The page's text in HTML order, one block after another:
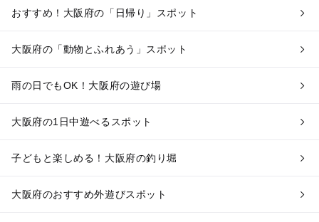
おすすめ！大阪府の「日帰り」スポット
大阪府の「動物とふれあう」スポット
雨の日でもOK！大阪府の遊び場
大阪府の1日中遊べるスポット
子どもと楽しめる！大阪府の釣り堀
大阪府のおすすめ外遊びスポット